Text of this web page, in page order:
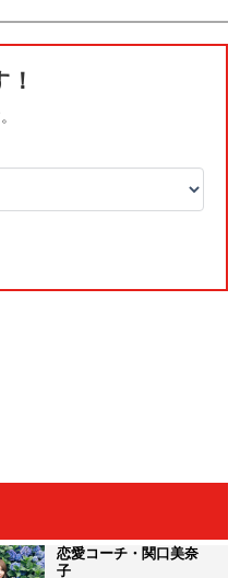
恋愛コーチ・関口美奈
子